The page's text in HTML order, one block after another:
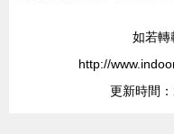
如若轉
http://
更新時間